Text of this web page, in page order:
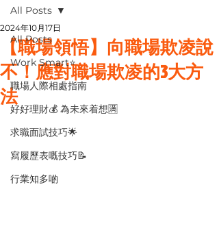
All Posts
Work Smart⭐️
職場人際相處指南
好好理財💰 為未來着想🈵
求職面試技巧🌟
寫履歷表嘅技巧📝
行業知多啲
All Posts
【職場領悟】向職場欺凌說
不！應對職場欺凌的3大方
法
2024年10月17日